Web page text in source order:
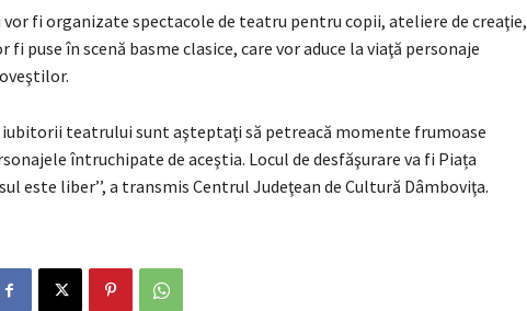
fi organizate spectacole de teatru pentru copii, ateliere de creaţie,
puse în scenă basme clasice, care vor aduce la viaţă personaje
teatrului sunt aşteptaţi să petreacă momente frumoase
întruchipate de aceştia. Locul de desfăşurare va fi Piața
este liber’’, a transmis Centrul Judeţean de Cultură Dâmboviţa.